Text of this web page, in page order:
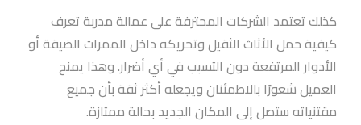
كذلك تعتمد الشركات المحترفة على عمالة مدربة تعرف
كيفية حمل الأثاث الثقيل وتحريكه داخل الممرات الضيقة أو
الأدوار المرتفعة دون التسبب في أي أضرار. وهذا يمنح
العميل شعورًا بالاطمئنان ويجعله أكثر ثقة بأن جميع
مقتنياته ستصل إلى المكان الجديد بحالة ممتازة.